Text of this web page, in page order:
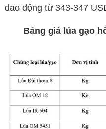
dao động từ 343-347
Bảng giá lúa gạo